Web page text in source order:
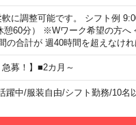
に調整可能です。 シフト例
憩60分） ※Wワーク希望の方へ
の合計が 週40時間を超えなけれ
急募！】■2カ月～
躍中/服装自由/シフト勤務/10名